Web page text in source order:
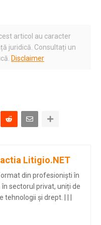
articol au caracter
juridică. Consultați un
Disclaimer
Litigio.NET
din profesioniști în
sectorul privat, uniți de
tehnologii și drept.